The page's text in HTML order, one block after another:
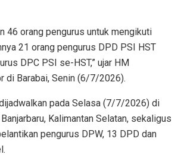
46 orang pengurus untuk mengikuti
21 orang pengurus DPD PSI HST
DPC PSI se-HST,” ujar HM
di Barabai, Senin (6/7/2026).
pada Selasa (7/7/2026) di
Kalimantan Selatan, sekaligus
pengurus DPW, 13 DPD dan